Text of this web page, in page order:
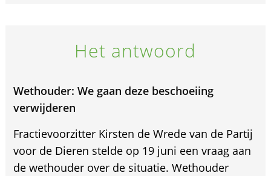
Het antwoord
Wethouder: We gaan deze beschoeiing
verwijderen
Fractievoorzitter Kirsten de Wrede van de Partij
voor de Dieren stelde op 19 juni een vraag aan
de wethouder over de situatie. Wethouder